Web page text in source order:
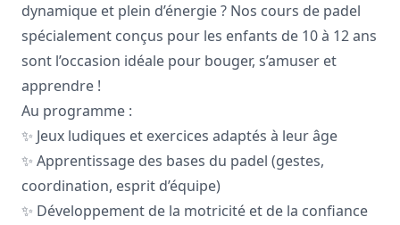
dynamique et plein d’énergie ? Nos cours de padel
spécialement conçus pour les enfants de 10 à 12 ans
sont l’occasion idéale pour bouger, s’amuser et
apprendre !
Au programme :
✨ Jeux ludiques et exercices adaptés à leur âge
✨ Apprentissage des bases du padel (gestes,
coordination, esprit d’équipe)
✨ Développement de la motricité et de la confiance